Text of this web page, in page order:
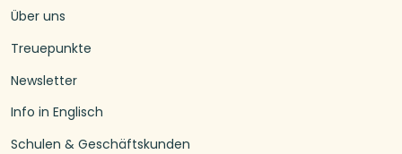
Über uns
Treuepunkte
Newsletter
Info in Englisch
Schulen & Geschäftskunden